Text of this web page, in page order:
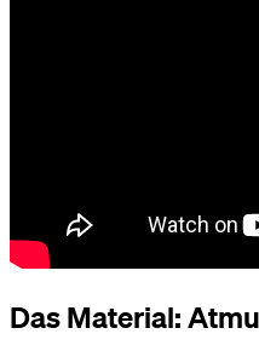
Kissen hygienisch
Das Material: